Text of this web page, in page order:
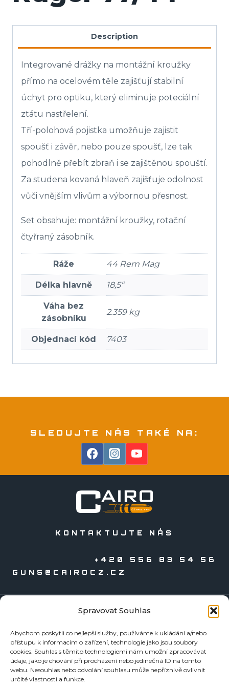
Spravovat Souhlas
Abychom poskytli co nejlepší služby, používáme k ukládání a/nebo
přístupu k informacím o zařízení, technologie jako jsou soubory
cookies. Souhlas s těmito technologiemi nám umožní zpracovávat
údaje, jako je chování při procházení nebo jedinečná ID na tomto
webu. Nesouhlas nebo odvolání souhlasu může nepříznivě ovlivnit
určité vlastnosti a funkce.
Description
Integrované drážky na montážní kroužky
přímo na ocelovém těle zajišťují stabilní
úchyt pro optiku, který eliminuje poteciální
ztátu nastřelení.
Tří-polohová pojistka umožňuje zajistit
spoušť i závěr, nebo pouze spoušť, lze tak
pohodlně přebít zbraň i se zajištěnou spouští.
Za studena kovaná hlaveň zajišťuje odolnost
vůči vnějším vlivům a výbornou přesnost.
Set obsahuje: montážní kroužky, rotační
čtyřraný zásobník.
Ráže 44 Rem Mag
Délka hlavně 18,5“
Váha bez
zásobníku
2.359 kg
Objednací kód 7403
SLEDUJTE NÁS TAKÉ NA:
KONTAKTUJTE NÁS
+420 556 83 54 56
GUNS@CAIROCZ.CZ
Zbraně
Náboje
Reloading
Doplňky